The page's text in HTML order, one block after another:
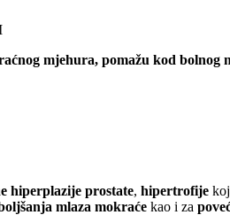
mjehura, pomažu kod
hiperplazije prostate, hipertrofije
mlaza mokraće kao i za